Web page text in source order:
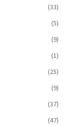
(33)
(5)
(9)
(1)
(25)
(9)
(37)
(47)